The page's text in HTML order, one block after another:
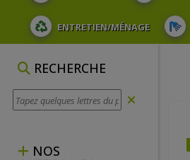
ENTRETIEN/MÉNAGE
RECHERCHE
NOS